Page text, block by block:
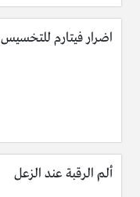
اضرار فيتارم للتخسيس
ألم الرقبة عند الزعل